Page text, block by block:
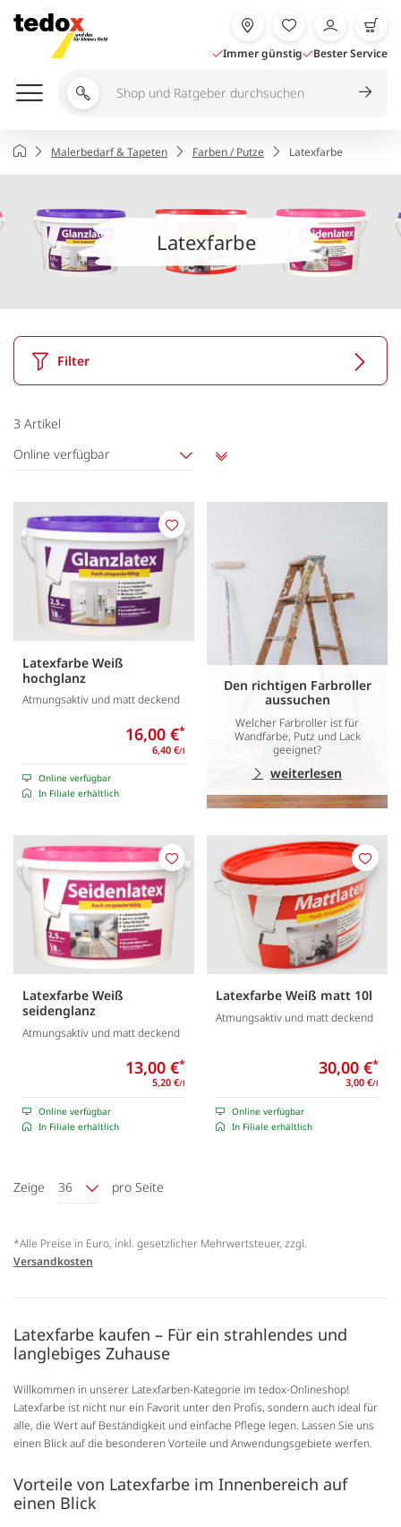
Inhalt
springen
Immer günstig Bester Service
Shop
durchsuchen
StartseiteMalerbedarf & Tapeten Farben / Putze Latexfarbe
Latexfarbe
Filter
3 Artikel
Online verfügbar
Latexfarbe Weiß
hochglanz
Atmungsaktiv und matt deckend
16,00 €*
6,40 €/l
Online verfügbar
In Filiale erhältlich
Merken
Den richtigen Farbroller
aussuchen
Welcher Farbroller ist für
Wandfarbe, Putz und Lack
geeignet?
weiterlesen
Latexfarbe Weiß
seidenglanz
Atmungsaktiv und matt deckend
13,00 €*
5,20 €/l
Online verfügbar
In Filiale erhältlich
Merken
Latexfarbe Weiß matt 10l
Atmungsaktiv und matt deckend
30,00 €*
3,00 €/l
Online verfügbar
In Filiale erhältlich
Zeige 36 pro Seite
*Alle Preise in Euro, inkl. gesetzlicher Mehrwertsteuer, zzgl.
Versandkosten
Latexfarbe kaufen – Für ein strahlendes und
langlebiges Zuhause
Willkommen in unserer Latexfarben-Kategorie im tedox-Onlineshop!
Latexfarbe ist nicht nur ein Favorit unter den Profis, sondern auch ideal für
alle, die Wert auf Beständigkeit und einfache Pflege legen. Lassen Sie uns
einen Blick auf die besonderen Vorteile und Anwendungsgebiete werfen.
Vorteile von Latexfarbe im Innenbereich auf
einen Blick